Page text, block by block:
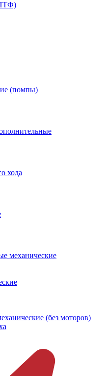
(помпы)
хода
механические
(без моторов)